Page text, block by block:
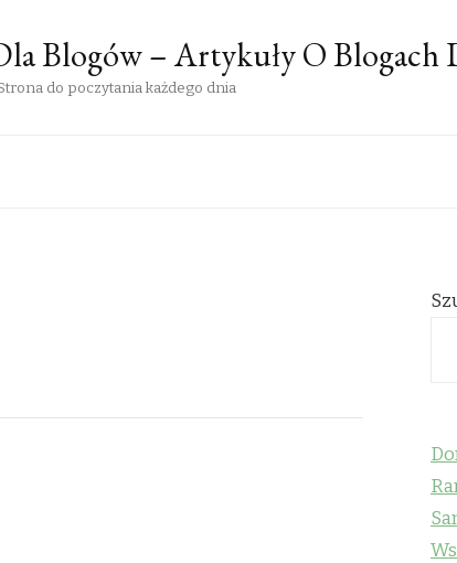
Blogów – Artykuły O Blogach
do poczytania każdego dnia